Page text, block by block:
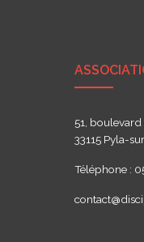
51, boulevard
33115 Pyla-
Téléphone :